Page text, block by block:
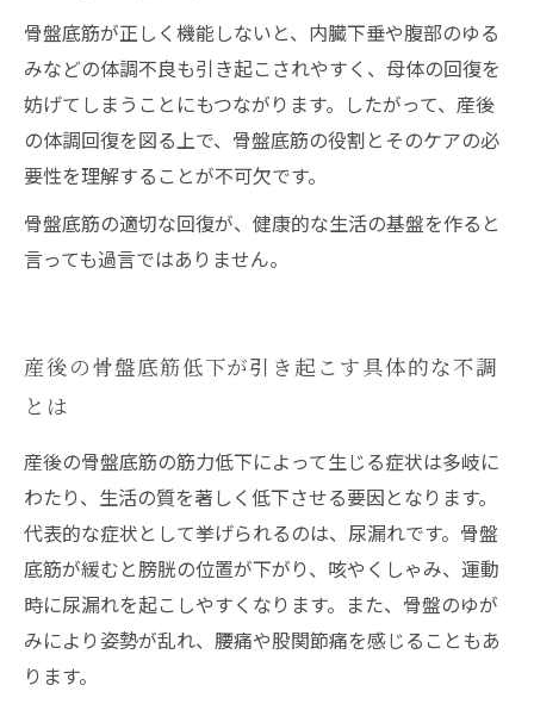
骨盤底筋が正しく機能しないと、内臓下垂や腹部のゆる
みなどの体調不良も引き起こされやすく、母体の回復を
妨げてしまうことにもつながります。したがって、産後
の体調回復を図る上で、骨盤底筋の役割とそのケアの必
要性を理解することが不可欠です。
骨盤底筋の適切な回復が、健康的な生活の基盤を作ると
言っても過言ではありません。
産後の骨盤底筋低下が引き起こす具体的な不調
とは
産後の骨盤底筋の筋力低下によって生じる症状は多岐に
わたり、生活の質を著しく低下させる要因となります。
代表的な症状として挙げられるのは、尿漏れです。骨盤
底筋が緩むと膀胱の位置が下がり、咳やくしゃみ、運動
時に尿漏れを起こしやすくなります。また、骨盤のゆが
みにより姿勢が乱れ、腰痛や股関節痛を感じることもあ
ります。